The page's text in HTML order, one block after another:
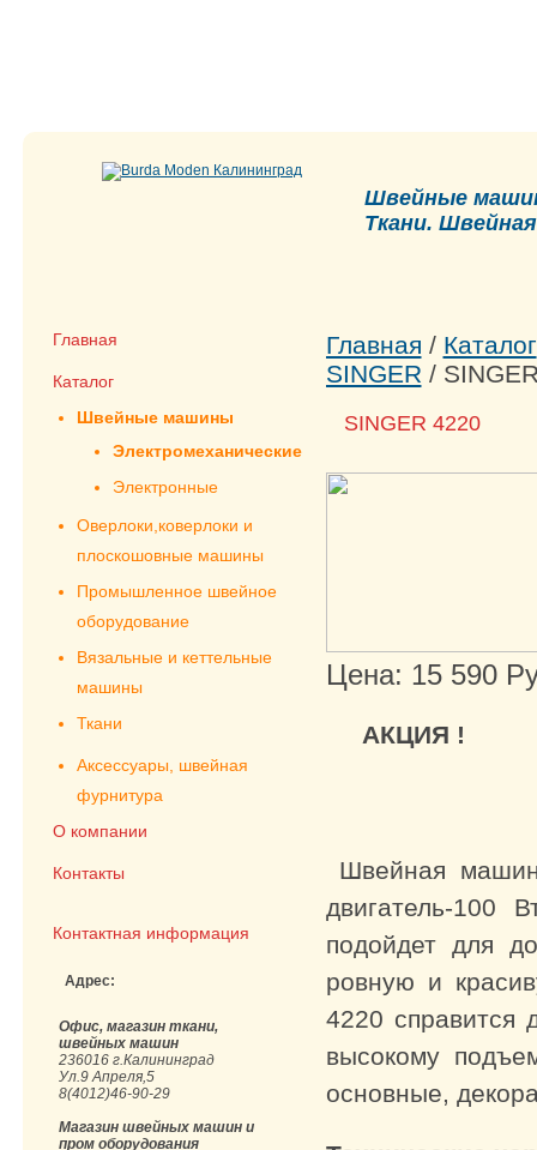
Швейные
Ткани.
Главная
Каталог
Швейные машины
Электромеханические
Электронные
Оверлоки,коверлоки и
плоскошовные машины
Промышленное швейное
оборудование
Вязальные и кеттельные
машины
Ткани
Аксессуары, швейная
фурнитура
О компании
Контакты
Контактная информация
Адрес:
Офис, магазин ткани,
швейных машин
236016 г.Калининград
Ул.9 Апреля,5
8(4012)46-90-29
Магазин швейных машин и
пром оборудования
Главная / Каталог
SINGER /
SINGER 4220
Цена: 15 590
Швейная
двигатель-100
подойдет для
ровную и
4220 справится
высокому
основные,